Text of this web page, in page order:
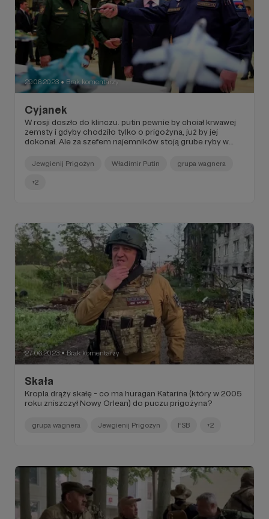
29.06.2023 ● Brak komentarzy
Cyjanek
W rosji doszło do klinczu. putin pewnie by chciał krwawej
zemsty i gdyby chodziło tylko o prigożyna, już by jej
dokonał. Ale za szefem najemników stoją grube ryby w
Jewgienij Prigożyn Władimir Putin grupa wagnera
+2
27.06.2023 ● Brak komentarzy
Skała
Kropla drąży skałę - co ma huragan Katarina (który w 2005
roku zniszczył Nowy Orlean) do puczu prigożyna?
grupa wagnera Jewgienij Prigożyn FSB +2